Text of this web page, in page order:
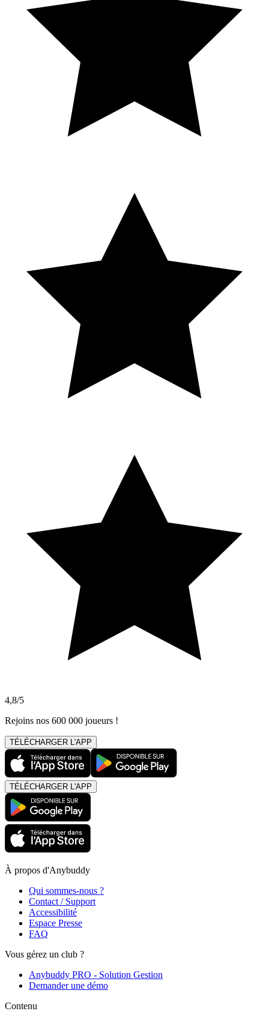
4,8/5
Rejoins nos 600 000 joueurs !
TÉLÉCHARGER L'APP
TÉLÉCHARGER L'APP
À propos d'Anybuddy
Qui sommes-nous ?
Contact / Support
Accessibilité
Espace Presse
FAQ
Vous gérez un club ?
Anybuddy PRO - Solution Gestion
Demander une démo
Contenu